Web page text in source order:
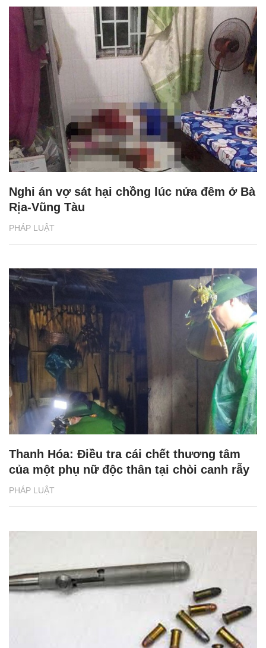
PHÁP LUẬT
Nghi án vợ sát hại chồng lúc nửa đêm ở Bà
Rịa-Vũng Tàu
PHÁP LUẬT
Thanh Hóa: Điều tra cái chết thương tâm
của một phụ nữ độc thân tại chòi canh rẫy